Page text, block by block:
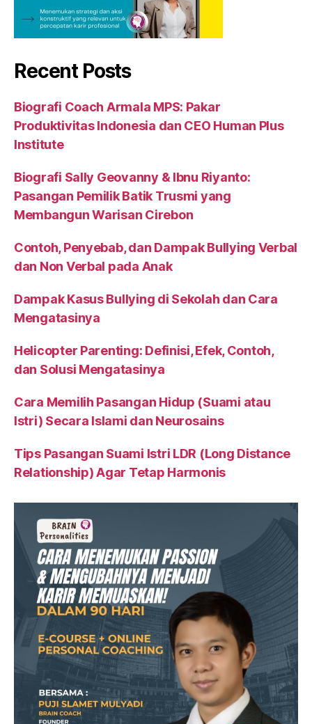
Recent Posts
Biografi Coach Armala MPS: Pakar
Produktivitas Indonesia dan CEO Human Plus
Institute
Biografi Sally Geovanny & Ibnu Riyanto:
Pasangan Pemilik Batik Trusmi yang
Membangun Warisan Cirebon
Contoh, Penyebab, dan Dampak Bullying Verbal
dan Non Verbal pada Anak
Dampak Kasus Bullying di Sekolah dan Cara
Mengatasinya
Helicopter Parenting: Definisi, Efek, Contoh,
dan Solusi Mengatasinya
Cara Memilih Pasangan Hidup (Suami atau
Istri) Secara Islami dan Neurosains
Tips Pasangan Suami Istri LDR (Long Distance
Relationship) Agar Tetap Harmonis